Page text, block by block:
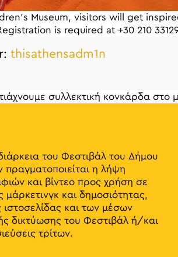
Museum, visitors will get
is required at +30 210
thisathensadm1n
συλλεκτική κονκάρδα στο
του Φεστιβάλ του Δήμου
πραγματοποιείται η λήψη
και βίντεο προς χρήση σε
μάρκετινγκ και δημοσιότητας,
και των μέσων
δικτύωσης του Φεστιβάλ ή/και
τρίτων.